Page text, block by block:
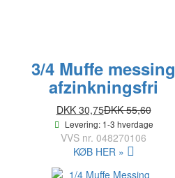
3/4 Muffe messing
afzinkningsfri
DKK 30,75DKK 55,60
Levering: 1-3 hverdage
VVS nr. 048270106
KØB HER »